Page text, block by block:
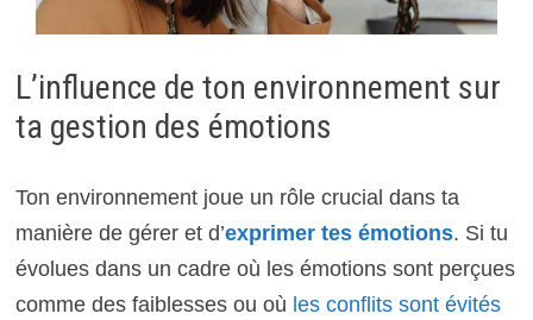
L’influence de ton environnement sur
ta gestion des émotions
Ton environnement joue un rôle crucial dans ta
manière de gérer et d’exprimer tes émotions. Si tu
évolues dans un cadre où les émotions sont perçues
comme des faiblesses ou où les conflits sont évités